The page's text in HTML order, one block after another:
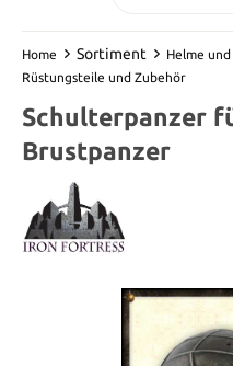
Home Sortiment
Helme
Rüstungsteile und Zubehör
Schulterpanzer
Brustpanzer